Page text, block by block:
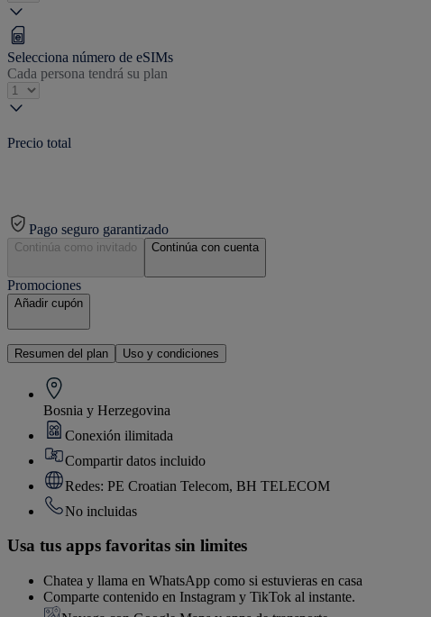
Selecciona número de eSIMs
Cada persona tendrá su plan
Precio total
Pago seguro garantizado
Continúa como invitado Continúa con cuenta
Promociones
Añadir cupón
Resumen del plan Uso y condiciones
Bosnia y Herzegovina
Conexión ilimitada
Compartir datos incluido
Redes: PE Croatian Telecom, BH TELECOM
No incluidas
Usa tus apps favoritas sin limites
Chatea y llama en WhatsApp como si estuvieras en casa
Comparte contenido en Instagram y TikTok al instante.